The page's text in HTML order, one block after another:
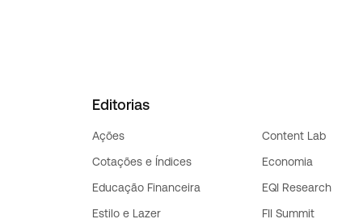
Editorias
Ações
Content Lab
Cotações e Índices
Economia
Educação Financeira
EQI Research
Estilo e Lazer
FII Summit